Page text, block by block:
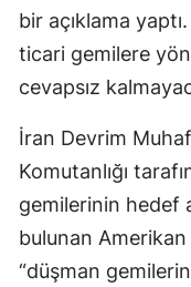
bir açıklama
ticari gemilere
cevapsız
İran Devrim
Komutanlığı
gemilerinin hedef
bulunan
“düşman